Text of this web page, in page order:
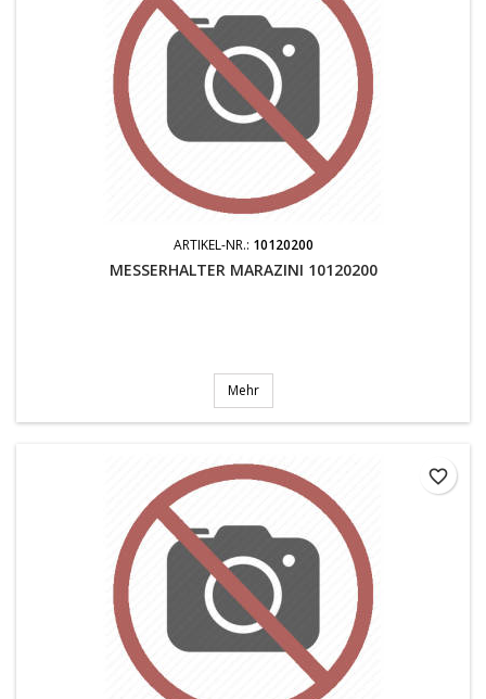
ARTIKEL-NR.: 10120200
MESSERHALTER MARAZINI 10120200
Mehr
favorite_border